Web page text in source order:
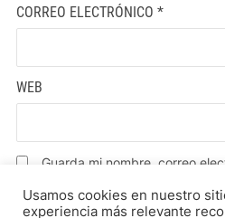
CORREO ELECTRÓNICO *
WEB
Guarda mi nombre, correo
Usamos cookies en nuestro
experiencia más relevante